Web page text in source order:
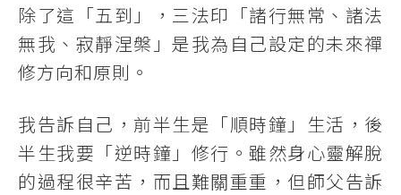
除了這「五到」，三法印「諸行無常、諸法
無我、寂靜涅槃」是我為自己設定的未來禪
修方向和原則。
我告訴自己，前半生是「順時鐘」生活，後
半生我要「逆時鐘」修行。雖然身心靈解脫
的過程很辛苦，而且難關重重，但師父告訴